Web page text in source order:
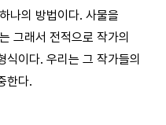
나의 방법이다. 사물을
그래서 전적으로 작가의
이다. 우리는 그 작가들의
한다.